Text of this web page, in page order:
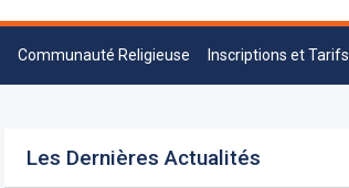
Communauté Religieuse Inscriptions et Tarifs
Les Dernières Actualités